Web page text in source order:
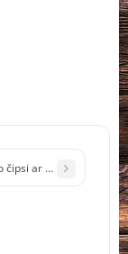
garšu Polija 120g
čipsi ar tomātu garšu